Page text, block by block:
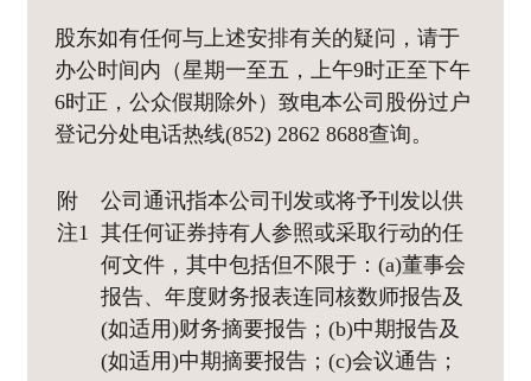
股东如有任何与上述安排有关的疑问，请于
办公时间内（星期一至五，上午9时正至下午
6时正，公众假期除外）致电本公司股份过户
登记分处电话热线(852) 2862 8688查询。
附
注1
公司通讯指本公司刊发或将予刊发以供
其任何证券持有人参照或采取行动的任
何文件，其中包括但不限于：(a)董事会
报告、年度财务报表连同核数师报告及
(如适用)财务摘要报告；(b)中期报告及
(如适用)中期摘要报告；(c)会议通告；